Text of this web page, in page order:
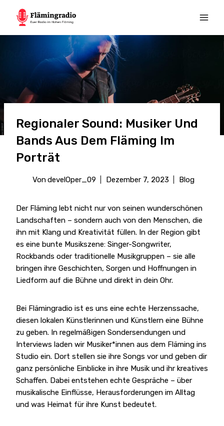
Inhalt
Regionaler Sound: Musiker Und
Bands Aus Dem Fläming Im
Porträt
VondevelOper_09 Dezember 7, 2023 Blog
Der Fläming lebt nicht nur von seinen wunderschönen
Landschaften – sondern auch von den Menschen, die
ihn mit Klang und Kreativität füllen. In der Region gibt
es eine bunte Musikszene: Singer-Songwriter,
Rockbands oder traditionelle Musikgruppen – sie alle
bringen ihre Geschichten, Sorgen und Hoffnungen in
Liedform auf die Bühne und direkt in dein Ohr.
Bei Flämingradio ist es uns eine echte Herzenssache,
diesen lokalen Künstlerinnen und Künstlern eine Bühne
zu geben. In regelmäßigen Sondersendungen und
Interviews laden wir Musiker*innen aus dem Fläming ins
Studio ein. Dort stellen sie ihre Songs vor und geben dir
ganz persönliche Einblicke in ihre Musik und ihr kreatives
Schaffen. Dabei entstehen echte Gespräche – über
musikalische Einflüsse, Herausforderungen im Alltag
und was Heimat für ihre Kunst bedeutet.